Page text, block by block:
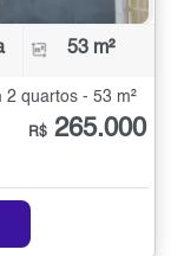
53 m²
2 quartos - 53 m²
R$ 265.000